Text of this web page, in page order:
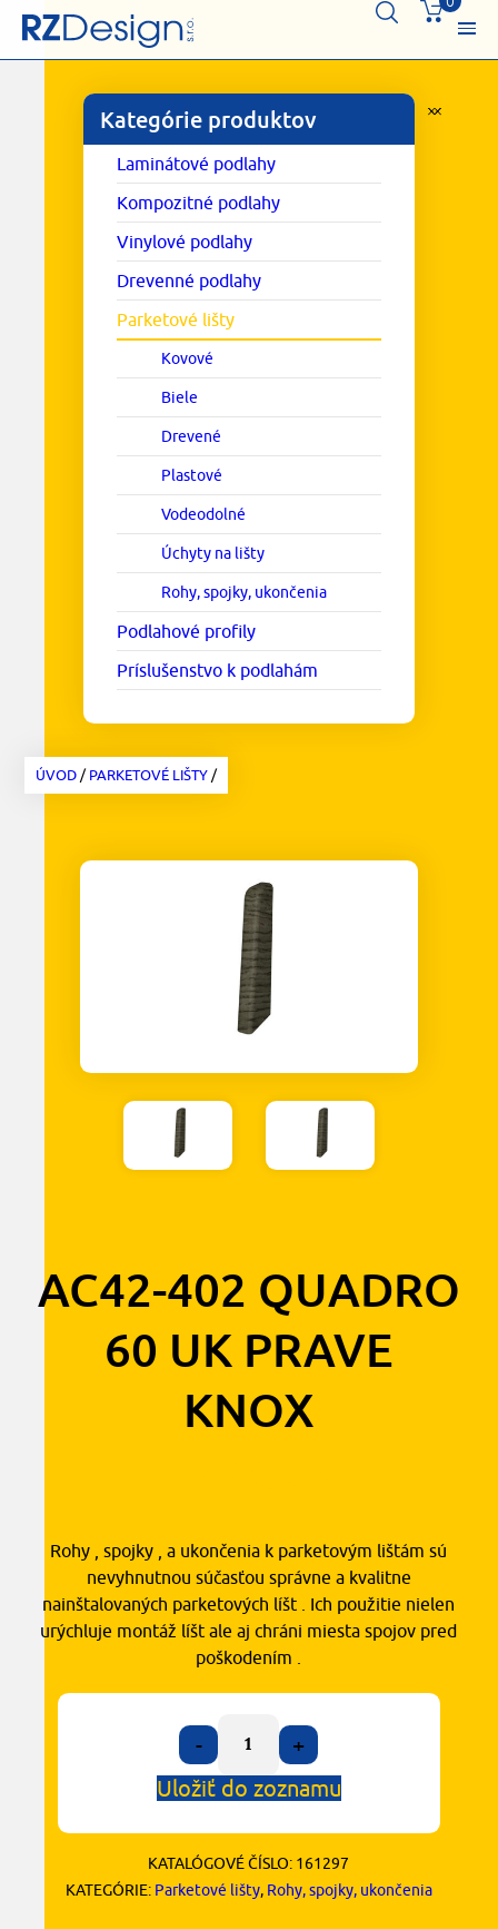
Kategórie produktov
Laminátové podlahy
Kompozitné podlahy
Vinylové podlahy
Drevenné podlahy
Parketové lišty
Kovové
Biele
Drevené
Plastové
Vodeodolné
Úchyty na lišty
Rohy, spojky, ukončenia
Podlahové profily
Príslušenstvo k podlahám
ÚVOD/PARKETOVÉ LIŠTY/
AC42-402 QUADRO
60 UK PRAVE
KNOX
Rohy , spojky , a ukončenia k parketovým lištám sú
nevyhnutnou súčasťou správne a kvalitne
nainštalovaných parketových líšt . Ich použitie nielen
urýchluje montáž líšt ale aj chráni miesta spojov pred
poškodením .
-
+
Uložiť do zoznamu
KATALÓGOVÉ ČÍSLO: 161297
KATEGÓRIE: Parketové lišty, Rohy, spojky, ukončenia